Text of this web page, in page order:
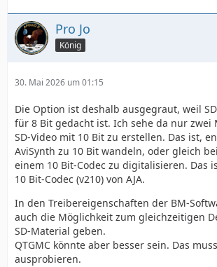
Pro Jo
König
30. Mai 2026 um 01:15
Die Option ist deshalb ausgegraut, weil
für 8 Bit gedacht ist. Ich sehe da nur zwei
SD-Video mit 10 Bit zu erstellen. Das ist,
AviSynth zu 10 Bit wandeln, oder gleich
einem 10 Bit-Codec zu digitalisieren. Das
10 Bit-Codec (v210) von AJA.
In den Treibereigenschaften der BM-
auch die Möglichkeit zum gleichzeitigen
SD-Material geben.
QTGMC könnte aber besser sein. Das
ausprobieren.